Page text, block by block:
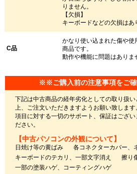
りません。
【欠損】
キーボードなどの欠損はあ
C品
かなり使い込まれた傷や
商品です。
動作や機能に問題はありま
※※ご購入前の注意事項をご
下記は中古商品の経年劣化としての取り扱
上、ご注文いただきますようお願い致します
項目に対する一切のサポート、保証はござい
ださい。
【中古パソコンの外観について】
日焼け等の黄ばみ
各コネクターカバー、
キーボードのテカリ、一部文字消え
擦り
一部の塗装ハゲ、コーティングハゲ